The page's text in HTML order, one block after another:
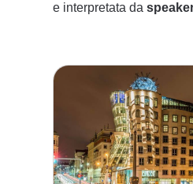
e interpretata da